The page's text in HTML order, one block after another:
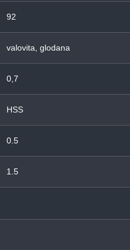
92
valovita, glodana
0,7
HSS
0.5
1.5